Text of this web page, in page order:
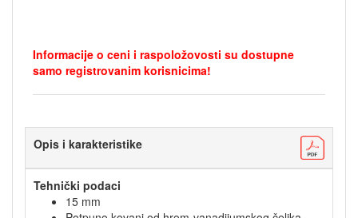
Informacije o ceni i raspoložovosti su dostupne
samo registrovanim korisnicima!
Opis i karakteristike
Tehnički podaci
15 mm